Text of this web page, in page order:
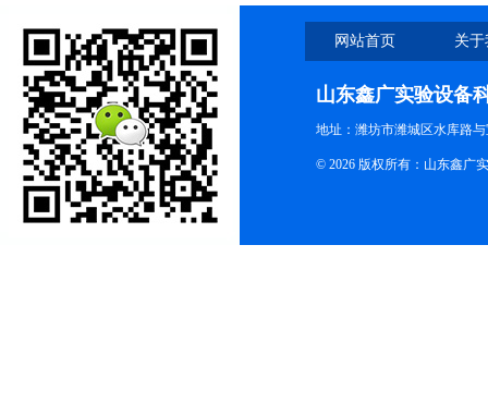
网站首页 关
山东鑫广实验设备
地址：潍坊市潍城区水库路
© 2026 版权所有：山东鑫广